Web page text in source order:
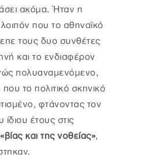
ακόμα. Ήταν η
που το αθηναϊκό
τους δυο συνθέτες
και το ενδιαφέρον
πολυαναμενόμενο,
το πολιτικό σκηνικό
φτάνοντας τον
έτους στις
«βίας και της νοθείας»,